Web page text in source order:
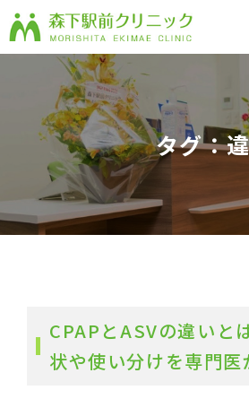
タグ：
CPAPとASVの違いと
状や使い分けを専門医